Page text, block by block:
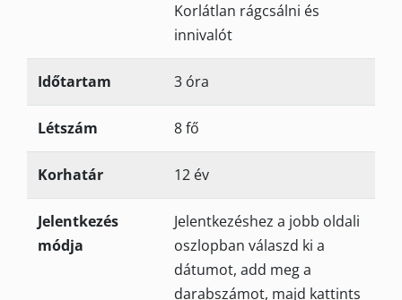
Korlátlan rágcsálni és
innivalót
Időtartam 3 óra
Létszám 8 fő
Korhatár 12 év
Jelentkezés
módja
Jelentkezéshez a jobb oldali
oszlopban válaszd ki a
dátumot, add meg a
darabszámot, majd kattints